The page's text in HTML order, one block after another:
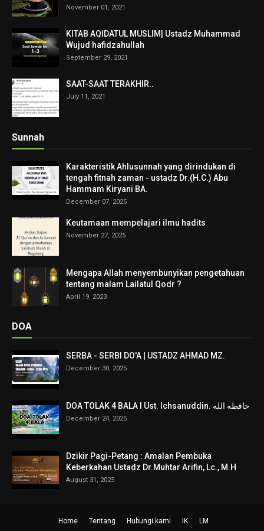
November 01, 2021
KITAB AQIDATUL MUSLIM| Ustadz Muhammad
Wujud hafidzahullah
September 29, 2021
SAAT-SAAT TERAKHIR..
July 11, 2021
Sunnah
Karakteristik Ahlusunnah yang dirindukan di
tengah fitnah zaman - ustadz Dr.(H.C.) Abu
Hammam Kiryani BA.
December 07, 2025
Keutamaan mempelajari ilmu hadits
November 27, 2025
Mengapa Allah menyembunyikan pengetahuan
tentang malam Lailatul Qodr ?
April 19, 2023
DOA
SERBA - SERBI DO'A | USTADZ AHMAD MZ.
December 30, 2025
DOA TOLAK 4 BALA I Ust. Ichsanuddin. حافظه الله
December 24, 2025
Dzikir Pagi-Petang : Amalan Pembuka
Keberkahan Ustadz Dr.Muhtar Arifin, Lc., M.H
August 31, 2025
Home Tentang Hubungi kami IK LM